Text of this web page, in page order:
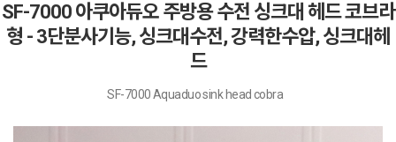
SF-7000 아쿠아듀오 주방용 수전 싱크대 헤드 코브라
형 - 3단분사기능, 싱크대수전, 강력한수압, 싱크대헤
드
SF-7000 Aquaduo sink head cobra